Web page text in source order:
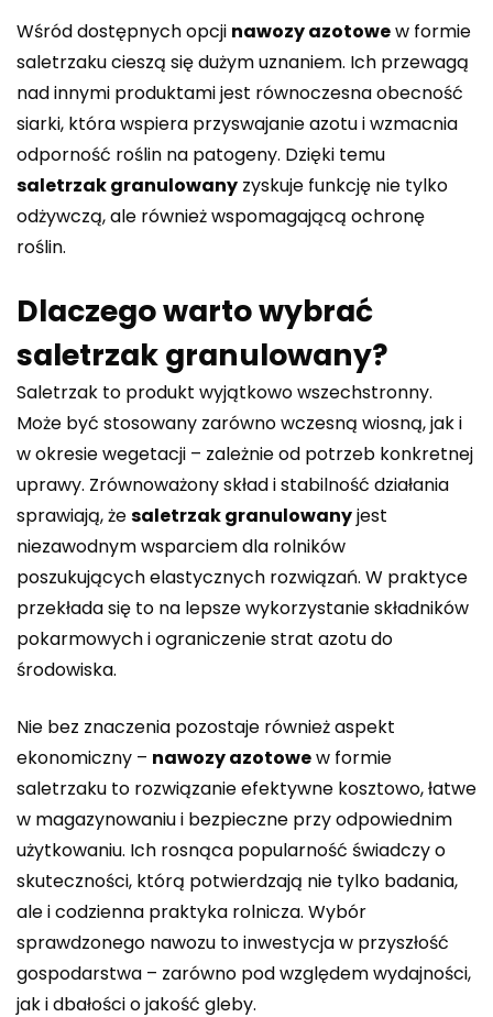
Wśród dostępnych opcji nawozy azotowew formie
saletrzaku cieszą się dużym uznaniem. Ich przewagą
nad innymi produktami jest równoczesna obecność
siarki, która wspiera przyswajanie azotu i wzmacnia
odporność roślin na patogeny. Dzięki temu
saletrzak granulowany zyskuje funkcję nie tylko
odżywczą, ale również wspomagającą ochronę
roślin.
Dlaczego warto wybrać
saletrzak granulowany?
Saletrzak to produkt wyjątkowo wszechstronny.
Może być stosowany zarówno wczesną wiosną, jak i
w okresie wegetacji – zależnie od potrzeb konkretnej
uprawy. Zrównoważony skład i stabilność działania
sprawiają, żesaletrzak granulowanyjest
niezawodnym wsparciem dla rolników
poszukujących elastycznych rozwiązań. W praktyce
przekłada się to na lepsze wykorzystanie składników
pokarmowych i ograniczenie strat azotu do
środowiska.
Nie bez znaczenia pozostaje również aspekt
ekonomiczny – nawozy azotowew formie
saletrzaku to rozwiązanie efektywne kosztowo, łatwe
w magazynowaniu i bezpieczne przy odpowiednim
użytkowaniu. Ich rosnąca popularność świadczy o
skuteczności, którą potwierdzają nie tylko badania,
ale i codzienna praktyka rolnicza. Wybór
sprawdzonego nawozu to inwestycja w przyszłość
gospodarstwa – zarówno pod względem wydajności,
jak i dbałości o jakość gleby.